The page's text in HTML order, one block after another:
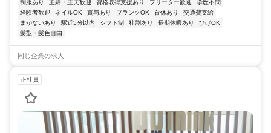
制服あり 主婦・主夫歓迎 資格取得支援あり フリーター歓迎
学歴不問
経験者歓迎
ネイルOK 賞与あり ブランクOK 育休あり
交通費支給
まかないあり
駅近5分以内 シフト制 社割あり 長期休暇あり
ひげOK
髪型・髪色自由
同じ企業の求人
正社員